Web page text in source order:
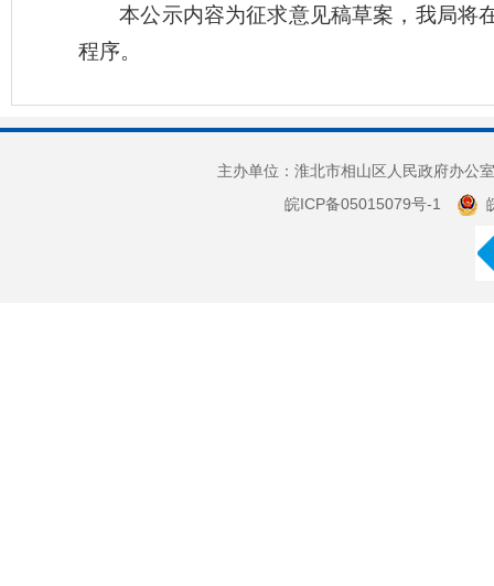
本公示内容为征求意见稿草案，我局将
程序。
主办单位：淮北市相山区人民政府办
皖ICP备05015079号-1